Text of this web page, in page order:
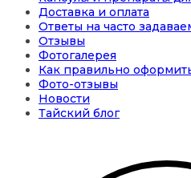
Доставка и оплата
Ответы на часто
Отзывы
Фотогалерея
Как правильно
Фото-отзывы
Новости
Тайский блог